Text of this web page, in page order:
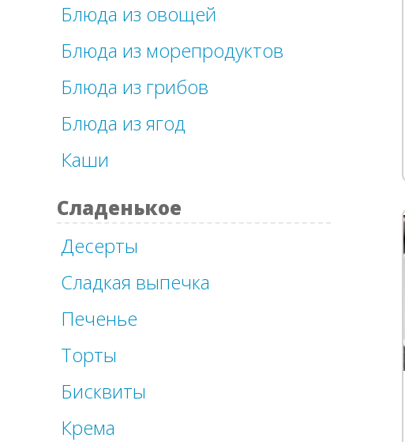
Блюда из овощей
Блюда из морепродуктов
Блюда из грибов
Блюда из ягод
Каши
Сладенькое
Десерты
Сладкая выпечка
Печенье
Торты
Бисквиты
Крема